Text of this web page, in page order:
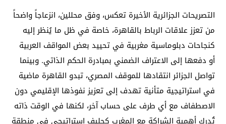
التصريحات الجزائرية الأخيرة تعكس، وفق محللين، انزعاجاً واضحاً
من تعزز علاقات الرباط بالقاهرة، خاصة في ظل ما يُنظر إليه
كنجاحات دبلوماسية مغربية في تحييد بعض المواقف العربية
أو دفعها إلى الاعتراف الضمني بمبادرة الحكم الذاتي. وبينما
تواصل الجزائر انتقادها للموقف المصري، تبدو القاهرة ماضية
في استراتيجية متأنية تهدف إلى تعزيز نفوذها الإقليمي دون
الاصطفاف مع أي طرف على حساب آخر، لكنها في الوقت ذاته
تُدرك أهمية الشراكة مع المغرب كحليف استراتيجي في منطقة